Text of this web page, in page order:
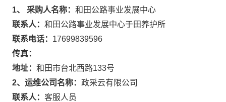
1、 采购人名称： 和田公路事业发展中心
联系人： 和田公路事业发展中心于田养护所
联系电话： 17699839596
传真：
地址： 和田市台北西路133号
2、运维公司名称： 政采云有限公司
联系人： 客服人员